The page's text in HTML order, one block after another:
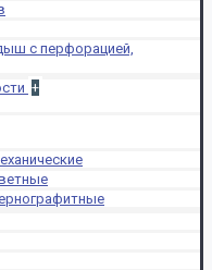
с перфорацией,
+